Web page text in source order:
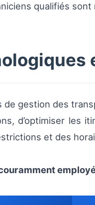
qualifiés
de gestion des
d’optimiser les
et des